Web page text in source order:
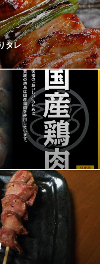
タレ
りタレ。焼鳥の師匠から
タレは、旨味たっぷりで
でるほど。その他、たたき
しい朝挽き地鶏を食べて
やポン酢も是非味わって
いともに 満足いただける
国産鶏肉を使用しておりま